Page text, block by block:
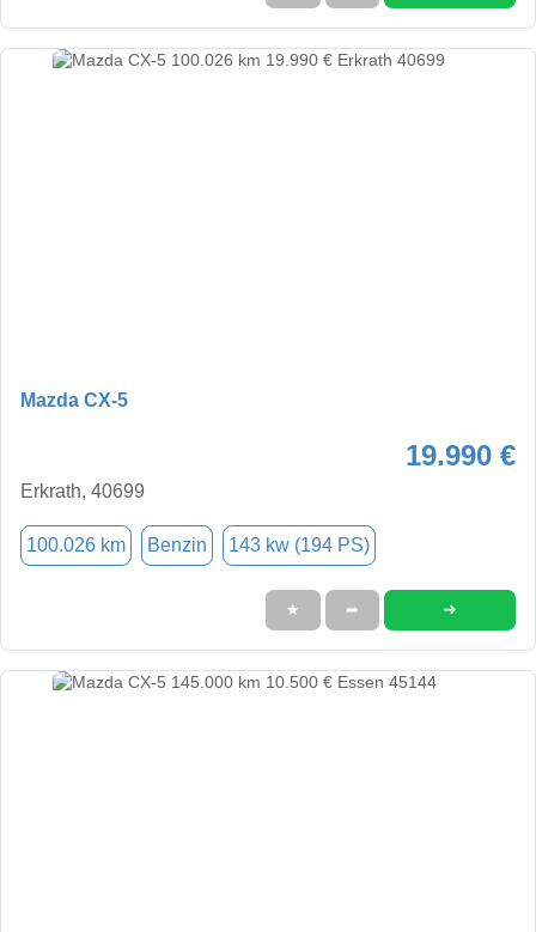
Mazda CX-5
19.990 €
Erkrath, 40699
100.026 km Benzin 143 kw (194 PS)
★ ➦ ➜